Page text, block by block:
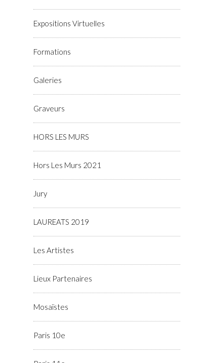
Expositions Virtuelles
Formations
Galeries
Graveurs
HORS LES MURS
Hors Les Murs 2021
Jury
LAUREATS 2019
Les Artistes
Lieux Partenaires
Mosaïstes
Paris 10e